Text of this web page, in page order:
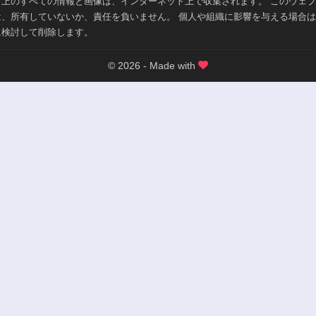
所有していないか、責任を負いません。 個人や組織に影響を与える場合
討して削除します。
© 2026 - Made with